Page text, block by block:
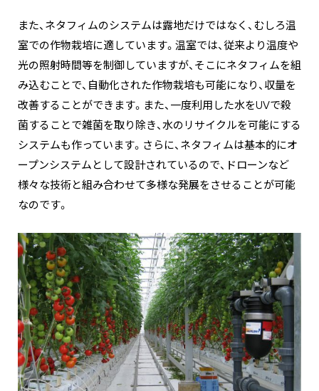
また、ネタフィムのシステムは露地だけではなく、むしろ温
室での作物栽培に適しています。温室では、従来より温度や
光の照射時間等を制御していますが、そこにネタフィムを組
み込むことで、自動化された作物栽培も可能になり、収量を
改善することができます。また、一度利用した水をUVで殺
菌することで雑菌を取り除き、水のリサイクルを可能にする
システムも作っています。さらに、ネタフィムは基本的にオ
ープンシステムとして設計されているので、ドローンなど
様々な技術と組み合わせて多様な発展をさせることが可能
なのです。